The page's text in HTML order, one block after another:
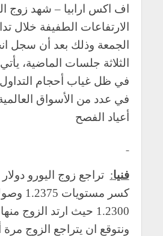
اف اكس ارابيا – شهد زوج
الارتفاعات الطفيفة خلال
الجمعة وذلك بعد أن سجل
الثلاثة جلسات الماضية،
في ظل غياب أحجام
في عدد من الأسواق
أعياد الفصح
فنيا: تراجع زوج اليورو
كسر
1.2300 حيث ارتد الزوج
ونتوقع ان يتراجع الزوج